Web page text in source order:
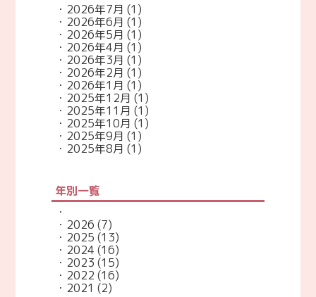
2026年7月 (1)
2026年6月 (1)
2026年5月 (1)
2026年4月 (1)
2026年3月 (1)
2026年2月 (1)
2026年1月 (1)
2025年12月 (1)
2025年11月 (1)
2025年10月 (1)
2025年9月 (1)
2025年8月 (1)
年別一覧
2026 (7)
2025 (13)
2024 (16)
2023 (15)
2022 (16)
2021 (2)